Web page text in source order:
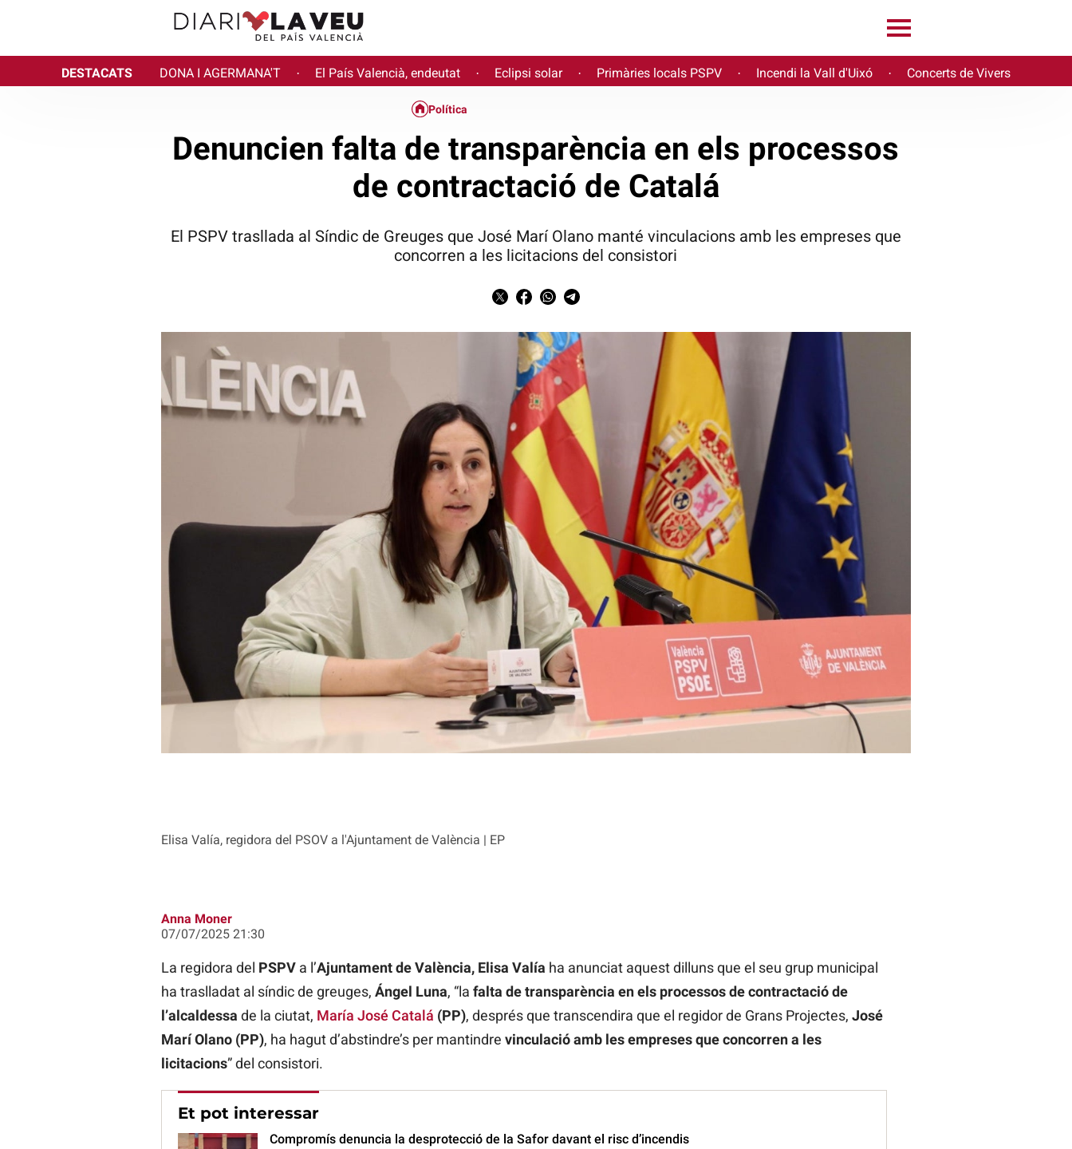
DESTACATS DONA I AGERMANA'T · El País Valencià, endeutat · Eclipsi solar · Primàries locals PSPV · Incendi la Vall d'Uixó · Concerts de Vivers
Elisa Valía, regidora del PSOV a l'Ajuntament de València | EP
Política
Denuncien falta de transparència en els processos
de contractació de Catalá
El PSPV trasllada al Síndic de Greuges que José Marí Olano manté vinculacions amb les empreses que
concorren a les licitacions del consistori
Anna Moner
07/07/2025 21:30
La regidora del PSPV a l’Ajuntament de València, Elisa Valía ha anunciat aquest dilluns que el seu grup municipal
ha traslladat al síndic de greuges, Ángel Luna, “la falta de transparència en els processos de contractació de
l’alcaldessa de la ciutat, María José Catalá (PP), després que transcendira que el regidor de Grans Projectes, José
Marí Olano (PP), ha hagut d’abstindre’s per mantindre vinculació amb les empreses que concorren a les
licitacions” del consistori.
Et pot interessar
Compromís denuncia la desprotecció de la Safor davant el risc d’incendis